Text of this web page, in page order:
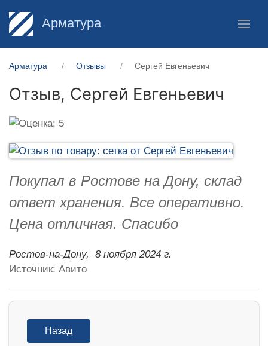
Арматура
Арматура Отзывы Сергей Евгеньевич
Отзыв, Сергей Евгеньевич
Покупал в Ростове на Дону, склад
ответ хранения. Все оперативно.
Цена отличная. Спасибо
Ростов-на-Дону,
8 ноября 2024 г.
Источник: Авито
Назад